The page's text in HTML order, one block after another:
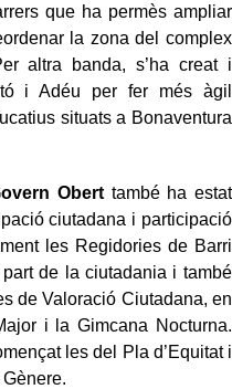
que ha permès ampliar
la zona del complex
altra banda, s’ha creat i
i Adéu per fer més àgil
situats a Bonaventura
Oberttambé ha estat
ciutadana i participació
les Regidories de Barri
de la ciutadania i també
de Valoració Ciutadana, en
i la Gimcana Nocturna.
les del Pla d’Equitat i